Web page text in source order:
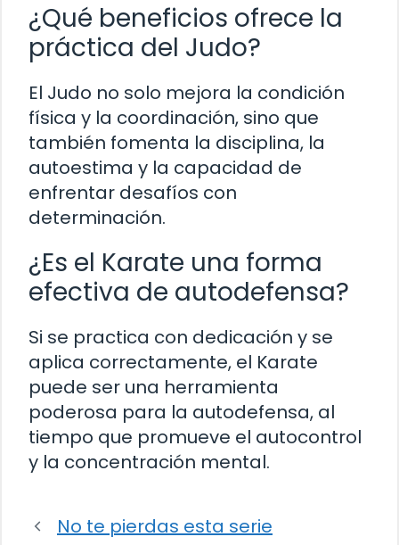
¿Qué beneficios ofrece la
práctica del Judo?
El Judo no solo mejora la condición
física y la coordinación, sino que
también fomenta la disciplina, la
autoestima y la capacidad de
enfrentar desafíos con
determinación.
¿Es el Karate una forma
efectiva de autodefensa?
Si se practica con dedicación y se
aplica correctamente, el Karate
puede ser una herramienta
poderosa para la autodefensa, al
tiempo que promueve el autocontrol
y la concentración mental.
No te pierdas esta serie